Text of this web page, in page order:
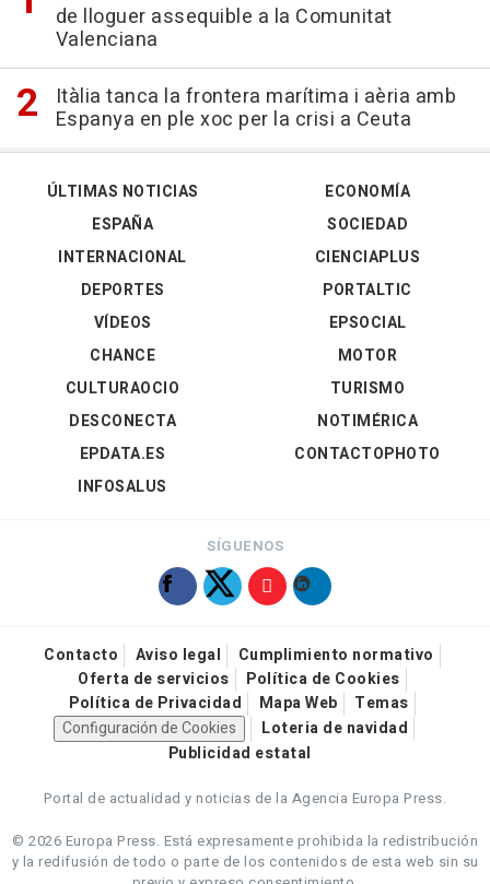
de lloguer assequible a la Comunitat
Valenciana
Itàlia tanca la frontera marítima i aèria amb
Espanya en ple xoc per la crisi a Ceuta
ÚLTIMAS NOTICIAS
ESPAÑA
INTERNACIONAL
DEPORTES
VÍDEOS
ECONOMÍA
SOCIEDAD
CIENCIAPLUS
PORTALTIC
EPSOCIAL
CHANCE
CULTURAOCIO
DESCONECTA
EPDATA.ES
INFOSALUS
MOTOR
TURISMO
NOTIMÉRICA
CONTACTOPHOTO
SÍGUENOS
Contacto Aviso legal
Cumplimiento normativo
Oferta de servicios
Política de Cookies
Política de Privacidad
Mapa Web
Temas
Configuración de Cookies
Loteria de navidad
Publicidad estatal
Portal de actualidad y noticias de la Agencia Europa Press.
© 2026 Europa Press. Está expresamente prohibida la redistribución
y la redifusión de todo o parte de los contenidos de esta web sin su